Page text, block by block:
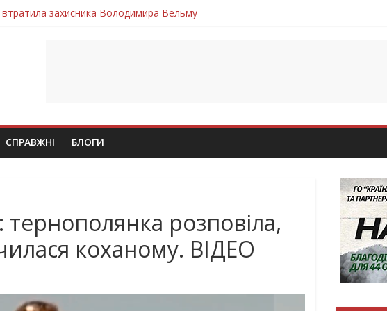
захисника Володимира Вельму
захисника Володимира Дичку
безвісти, – Ангелом додому повертається захисник Михайло Скоробогатий з
молодий захисник Дмитро Березко з Тернопільщини
СПРАВЖНІ БЛОГИ
тернополянка розповіла,
коханому. ВІДЕО